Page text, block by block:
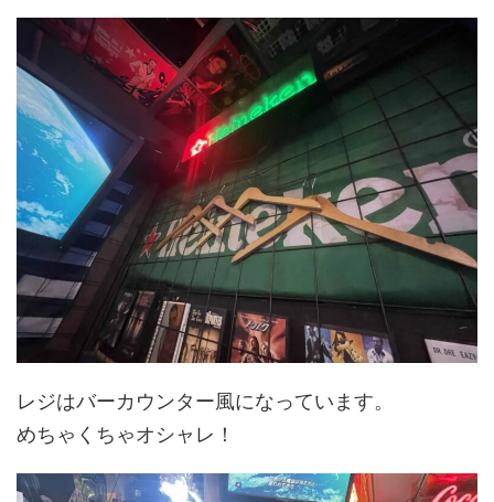
レジはバーカウンター風になっています。
めちゃくちゃオシャレ！